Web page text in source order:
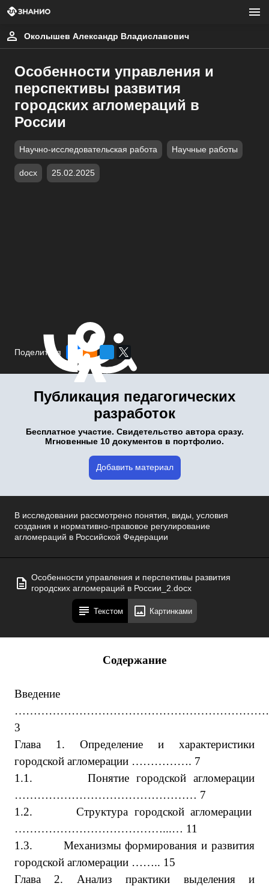
Околышев Александр Владиславович
Особенности управления и
перспективы развития
городских агломераций в
России
Научно-исследовательская работа Научные работы
docx 25.02.2025
Поделиться
Публикация педагогических
разработок
Бесплатное участие. Свидетельство автора сразу.
Мгновенные 10 документов в портфолио.
Добавить материал
В исследовании рассмотрено понятия, виды, условия
создания и нормативно-правовое регулирование
агломераций в Российской Федерации
Особенности управления и перспективы развития
городских агломераций в России_2.docx
Текстом Картинками
Содержание
Введение
3
Глава 1. Определение и характеристики
городской агломерации ……………. 7
1.1.
Понятие городской агломерации
………………………………………… 7
1.2.
Структура городской агломерации
…………………………………...… 11
1.3.
Механизмы формирования и развития
городской агломерации …….. 15
Глава 2. Анализ практики выделения и